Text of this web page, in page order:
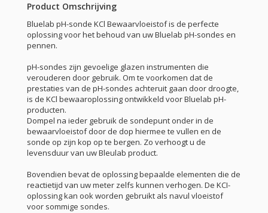
Product Omschrijving
Bluelab pH-sonde KCl Bewaarvloeistof is de perfecte
oplossing voor het behoud van uw Bluelab pH-sondes en
pennen.
pH-sondes zijn gevoelige glazen instrumenten die
verouderen door gebruik. Om te voorkomen dat de
prestaties van de pH-sondes achteruit gaan door droogte,
is de KCl bewaaroplossing ontwikkeld voor Bluelab pH-
producten.
Dompel na ieder gebruik de sondepunt onder in de
bewaarvloeistof door de dop hiermee te vullen en de
sonde op zijn kop op te bergen. Zo verhoogt u de
levensduur van uw Bleulab product.
Bovendien bevat de oplossing bepaalde elementen die de
reactietijd van uw meter zelfs kunnen verhogen. De KCI-
oplossing kan ook worden gebruikt als navul vloeistof
voor sommige sondes.